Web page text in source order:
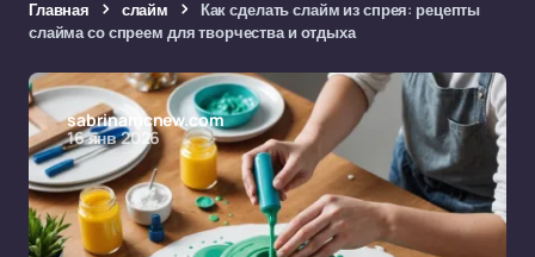
Главная слайм
Как сделать слайм из спрея: рецепты
слайма со спреем для творчества и отдыха
sabrinamcnew.com
16 янв 2026